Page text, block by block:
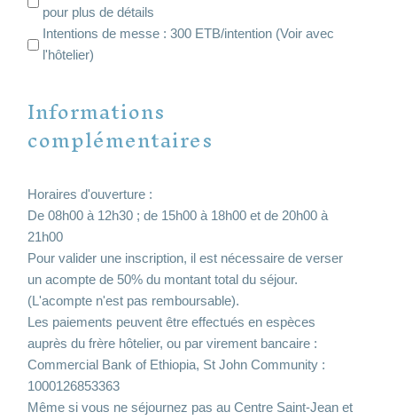
pour plus de détails
Intentions de messe : 300 ETB/intention (Voir avec
l'hôtelier)
Informations
complémentaires
Horaires d'ouverture :
De 08h00 à 12h30 ; de 15h00 à 18h00 et de 20h00 à
21h00
Pour valider une inscription, il est nécessaire de verser
un acompte de 50% du montant total du séjour.
(L'acompte n'est pas remboursable).
Les paiements peuvent être effectués en espèces
auprès du frère hôtelier, ou par virement bancaire :
Commercial Bank of Ethiopia, St John Community :
1000126853363
Même si vous ne séjournez pas au Centre Saint-Jean et